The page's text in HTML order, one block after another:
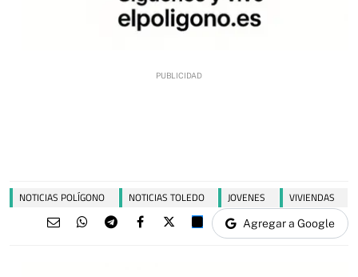
NOTICIAS POLÍGONO NOTICIAS TOLEDO JOVENES VIVIENDAS
Agregar a Google